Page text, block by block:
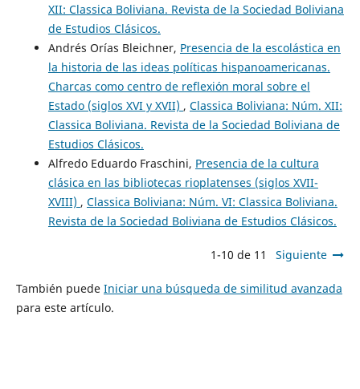
XII: Classica Boliviana. Revista de la Sociedad Boliviana
de Estudios Clásicos.
Andrés Orías Bleichner, Presencia de la escolástica en
la historia de las ideas políticas hispanoamericanas.
Charcas como centro de reflexión moral sobre el
Estado (siglos XVI y XVII) , Classica Boliviana: Núm. XII:
Classica Boliviana. Revista de la Sociedad Boliviana de
Estudios Clásicos.
Alfredo Eduardo Fraschini, Presencia de la cultura
clásica en las bibliotecas rioplatenses (siglos XVII-
XVIII) , Classica Boliviana: Núm. VI: Classica Boliviana.
Revista de la Sociedad Boliviana de Estudios Clásicos.
1-10 de 11 Siguiente
También puede Iniciar una búsqueda de similitud avanzada
para este artículo.